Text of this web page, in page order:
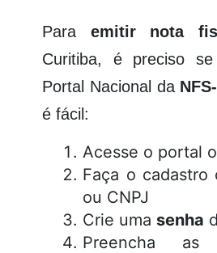
Para emitir nota
Curitiba, é preciso
Portal Nacional da
é fácil:
Acesse o portal
Faça o cadastro
ou CNPJ
Crie uma senha
Preencha as